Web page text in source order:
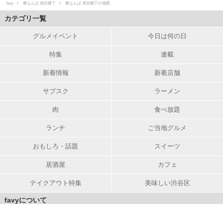
favy 裏なんば 虎目横丁 裏なんば 虎目横丁の地図
カテゴリ一覧
グルメイベント 今日は何の日
特集 連載
新着情報 新着店舗
サブスク ラーメン
肉 食べ放題
ランチ ご当地グルメ
おもしろ・話題 スイーツ
居酒屋 カフェ
テイクアウト特集 美味しい渋谷区
favyについて